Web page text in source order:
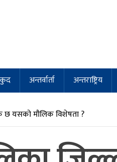
अन्तर्वार्ता अन्तराष्ट्रिय
छ यसको मौलिक विशेषता ?